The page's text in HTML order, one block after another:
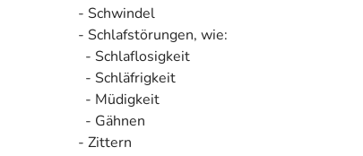
- Schwindel
- Schlafstörungen, wie:
- Schlaflosigkeit
- Schläfrigkeit
- Müdigkeit
- Gähnen
- Zittern